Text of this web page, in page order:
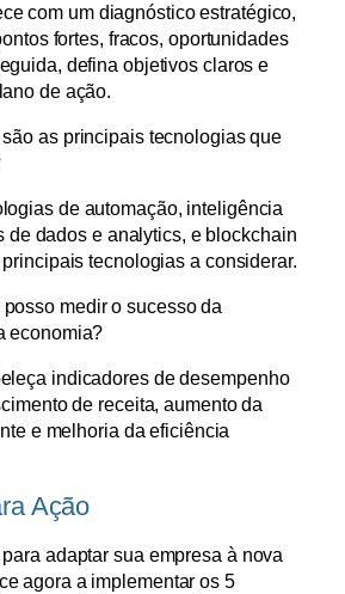
com um diagnóstico estratégico,
fortes, fracos, oportunidades
defina objetivos claros e
de ação.
as principais tecnologias que
de automação, inteligência
de dados e analytics, e blockchain
tecnologias a considerar.
medir o sucesso da
economia?
indicadores de desempenho
de receita, aumento da
e melhoria da eficiência
Ação
adaptar sua empresa à nova
agora a implementar os 5